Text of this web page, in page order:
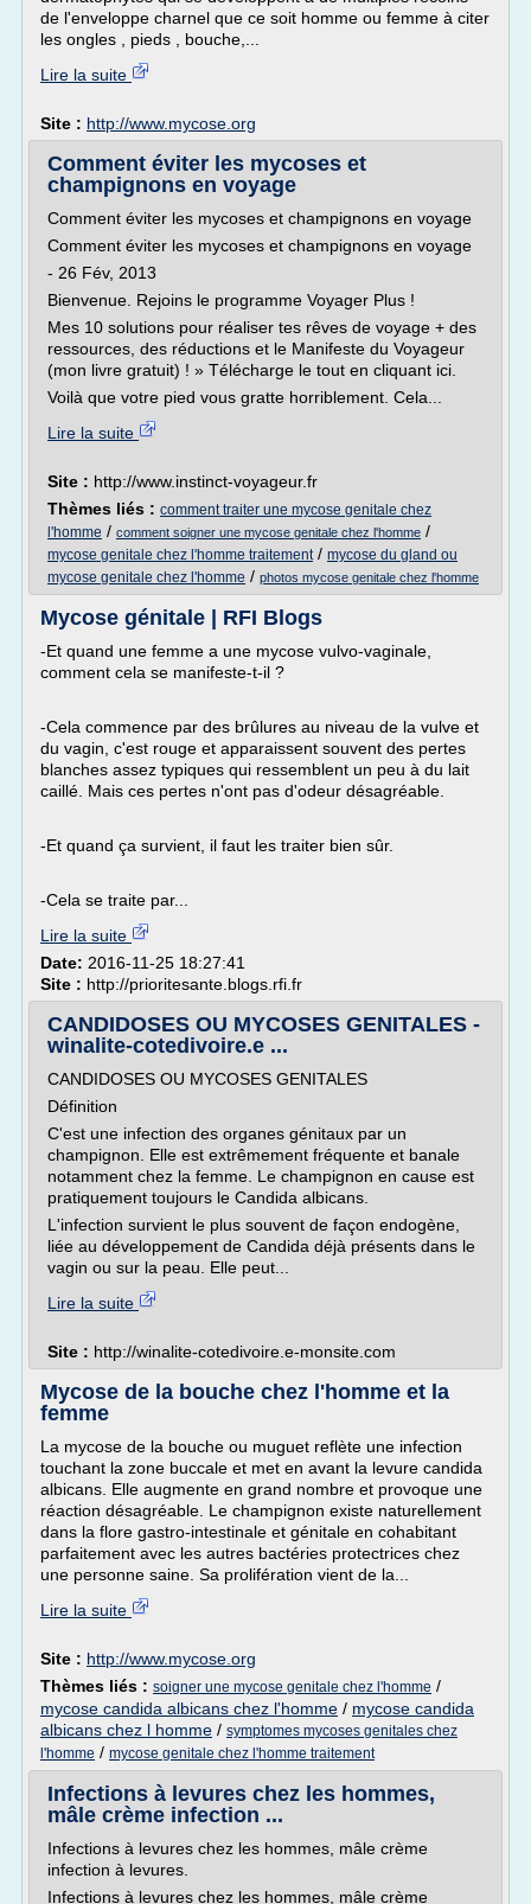
de l'enveloppe charnel que ce soit homme ou femme à citer
les ongles , pieds , bouche,...
Lire la suite
Site : http://www.mycose.org
Comment éviter les mycoses et
champignons en voyage
Comment éviter les mycoses et champignons en voyage
Comment éviter les mycoses et champignons en voyage
- 26 Fév, 2013
Bienvenue. Rejoins le programme Voyager Plus !
Mes 10 solutions pour réaliser tes rêves de voyage + des
ressources, des réductions et le Manifeste du Voyageur
(mon livre gratuit) ! » Télécharge le tout en cliquant ici.
Voilà que votre pied vous gratte horriblement. Cela...
Lire la suite
Site : http://www.instinct-voyageur.fr
Thèmes liés : comment traiter une mycose genitale chez
l'homme / comment soigner une mycose genitale chez l'homme /
mycose genitale chez l'homme traitement/ mycose du gland ou
mycose genitale chez l'homme / photos mycose genitale chez l'homme
Mycose génitale | RFI Blogs
-Et quand une femme a une mycose vulvo-vaginale,
comment cela se manifeste-t-il ?
-Cela commence par des brûlures au niveau de la vulve et
du vagin, c'est rouge et apparaissent souvent des pertes
blanches assez typiques qui ressemblent un peu à du lait
caillé. Mais ces pertes n'ont pas d'odeur désagréable.
-Et quand ça survient, il faut les traiter bien sûr.
-Cela se traite par...
Lire la suite
Date: 2016-11-25 18:27:41
Site : http://prioritesante.blogs.rfi.fr
CANDIDOSES OU MYCOSES GENITALES -
winalite-cotedivoire.e ...
CANDIDOSES OU MYCOSES GENITALES
Définition
C'est une infection des organes génitaux par un
champignon. Elle est extrêmement fréquente et banale
notamment chez la femme. Le champignon en cause est
pratiquement toujours le Candida albicans.
L'infection survient le plus souvent de façon endogène,
liée au développement de Candida déjà présents dans le
vagin ou sur la peau. Elle peut...
Lire la suite
Site : http://winalite-cotedivoire.e-monsite.com
Mycose de la bouche chez l'homme et la
femme
La mycose de la bouche ou muguet reflète une infection
touchant la zone buccale et met en avant la levure candida
albicans. Elle augmente en grand nombre et provoque une
réaction désagréable. Le champignon existe naturellement
dans la flore gastro-intestinale et génitale en cohabitant
parfaitement avec les autres bactéries protectrices chez
une personne saine. Sa prolifération vient de la...
Lire la suite
Site : http://www.mycose.org
Thèmes liés : soigner une mycose genitale chez l'homme /
mycose candida albicans chez l'homme / mycose candida
albicans chez l homme / symptomes mycoses genitales chez
l'homme / mycose genitale chez l'homme traitement
Infections à levures chez les hommes,
mâle crème infection ...
Infections à levures chez les hommes, mâle crème
infection à levures.
Infections à levures chez les hommes, mâle crème